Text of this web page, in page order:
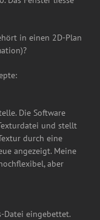
in einen 2D-Plan
Die Software
und stellt
durch eine
angezeigt. Meine
aber
Datei eingebettet.